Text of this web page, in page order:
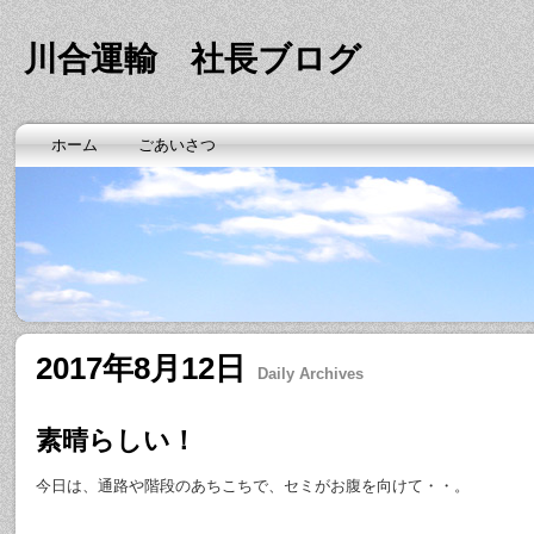
川合運輸 社長ブログ
ホーム ごあいさつ
2017年8月12日 Daily Archives
素晴らしい！
今日は、通路や階段のあちこちで、セミがお腹を向けて・・。